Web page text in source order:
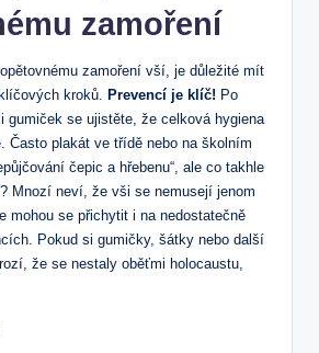
zamoření
zamoření vší, je důležité mít
kroků. Prevencí je klíč! Po
gumiček se ujistěte, že celková hygiena
Často plakát ve třídě nebo na školním
čepic a hřebenu“, ale co takhle
Mnozí neví, že vši se nemusejí jenom
mohou se přichytit i na nedostatečně
Pokud si gumičky, šátky nebo další
že se nestaly oběťmi holocaustu,